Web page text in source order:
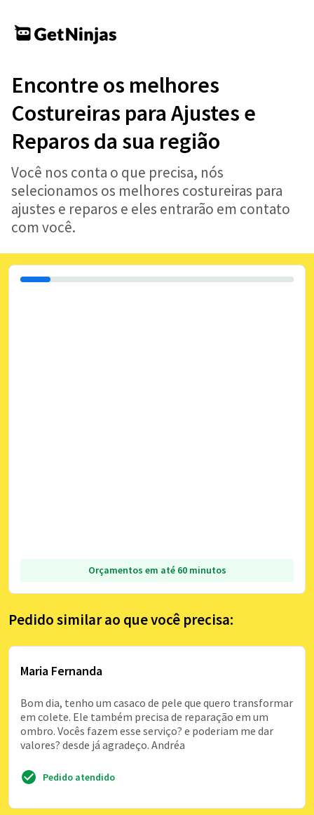
Encontre os melhores
Costureiras para Ajustes e
Reparos da sua região
Você nos conta o que precisa, nós
selecionamos os melhores costureiras para
ajustes e reparos e eles entrarão em contato
com você.
Orçamentos em até 60 minutos
Pedido similar ao que você precisa:
Maria Fernanda
Bom dia, tenho um casaco de pele que quero transformar
em colete. Ele também precisa de reparação em um
ombro. Vocês fazem esse serviço? e poderiam me dar
valores? desde já agradeço. Andréa
Pedido atendido